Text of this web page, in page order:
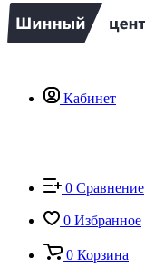
Кабинет
0 Сравнение
0 Избранное
0 Корзина